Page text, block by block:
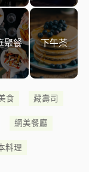
聚餐 下午茶
食 藏壽司
網美餐廳
料理